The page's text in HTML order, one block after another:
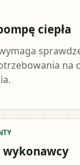
ciepła
na